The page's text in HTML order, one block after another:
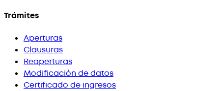
Trámites
Aperturas
Clausuras
Reaperturas
Modificación de datos
Certificado de ingresos